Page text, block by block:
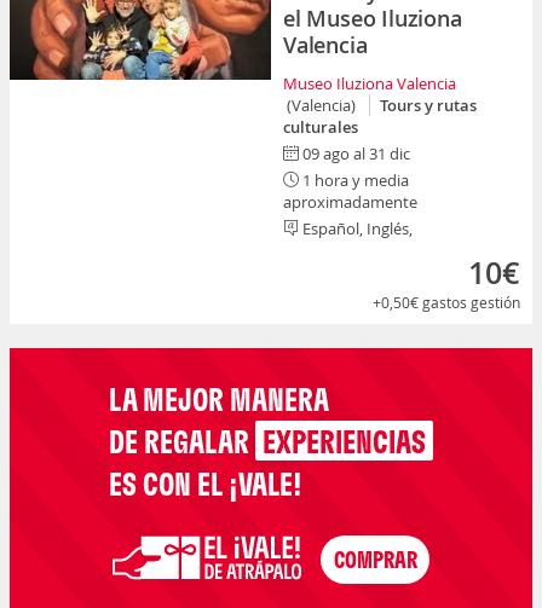
el Museo Iluziona
Valencia
Museo Iluziona Valencia
(Valencia)
Tours y rutas
culturales
09 ago al 31 dic
1 hora y media
aproximadamente
Español, Inglés,
10€
+0,50€gastos gestión
LA MEJOR MANERA
DE REGALAR EXPERIENCIAS
ES CON EL ¡VALE!